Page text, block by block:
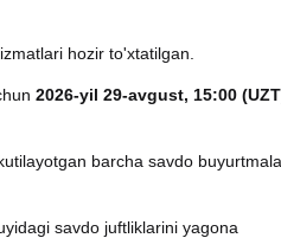
hozir to'xtatilgan.
2026-yil 29-avgust, 15:00
barcha savdo
savdo juftliklarini yagona